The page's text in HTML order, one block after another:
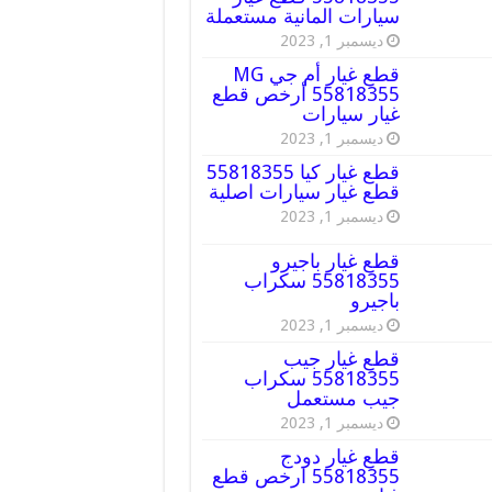
سيارات المانية مستعملة
ديسمبر 1, 2023
قطع غيار أم جي MG
55818355 أرخص قطع
غيار سيارات
ديسمبر 1, 2023
قطع غيار كيا 55818355
قطع غيار سيارات اصلية
ديسمبر 1, 2023
قطع غيار باجيرو
55818355 سكراب
باجيرو
ديسمبر 1, 2023
قطع غيار جيب
55818355 سكراب
جيب مستعمل
ديسمبر 1, 2023
قطع غيار دودج
55818355 ارخص قطع